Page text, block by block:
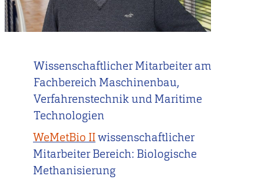
Wissenschaftlicher Mitarbeiter am
Fachbereich Maschinenbau,
Verfahrenstechnik und Maritime
Technologien
WeMetBio IIwissenschaftlicher
Mitarbeiter Bereich: Biologische
Methanisierung